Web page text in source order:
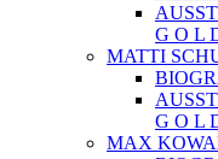
G O L
MATTI
G O L
MAX